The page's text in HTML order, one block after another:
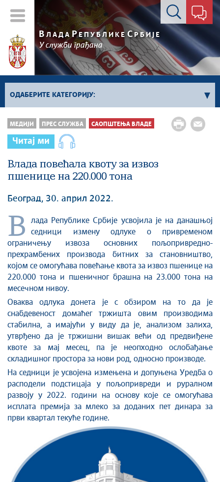
Контакт форма
В ЛАДА РЕПУБЛИКЕ СРБИЈЕ
У служби грађана
ОДАБЕРИТЕ КАТЕГОРИЈУ:
Kонференцијe за новинаре
Најавe и обавештења
Саопштења Владе
Саопштења министарстава
Аудио прес
МЕДИЈИ ПРЕС СЛУЖБА САОПШТЕЊА ВЛАДЕ
Читај ми
Влада повећала квоту за извоз
пшенице на 220.000 тона
Београд, 30. април 2022.
В
лада Републике Србије усвојила је на данашњој
седници измену одлуке о привременом
ограничењу извоза основних пољопривредно-
прехрамбених производа битних за становништво,
којом се омогућава повећање квота за извоз пшенице на
220.000 тона и пшеничног брашна на 23.000 тона на
месечном нивоу.
Оваква одлука донета је с обзиром на то да је
снабдевеност домаћег тржишта овим производима
стабилна, а имајући у виду да је, анализом залиха,
утврђено да је тржишни вишак већи од предвиђене
квоте за мај месец, па је неопходно ослобaђање
складишног простора за нови род, односно производе.
На седници је усвојена измењена и допуњена Уредба о
расподели подстицаја у пољопривреди и руралном
развоју у 2022. години на основу које се омогућава
исплата премија за млеко за доданих пет динара за
први квартал текуће године.